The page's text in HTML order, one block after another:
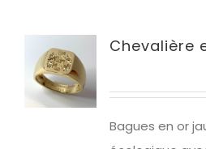
SELECT
OPTIONS
Chevalière
Bagues en or